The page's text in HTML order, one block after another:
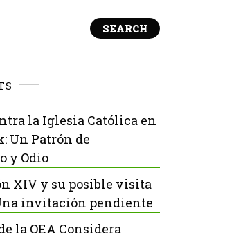
SEARCH
la Iglesia Católica en
Un Patrón de
y Odio
XIV y su posible visita
invitación pendiente
la OEA Considera